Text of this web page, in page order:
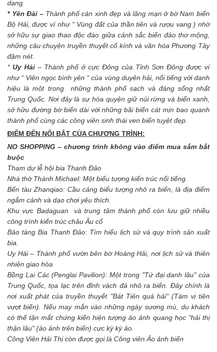
dạng.
* Yên Đài – Thành phố cản xinh đẹp và lãng mạn ở bờ Nam biển
Bộ Hải, được ví như “ Vùng đất của thần tiên và rượu vang ) nhờ
sở hữu sự giao thao độc đáo giữa cảnh sắc biển đảo thơ mộng,
những câu chuyện truyền thuyết cổ kính và văn hóa Phương Tây
đậm nét.
* Uy Hải– Thành phố ở cực Đông của Tỉnh Sơn Đông được ví
như “ Viên ngọc bình yên “ của vùng duyên hải, nổi tiếng với danh
hiệu là một trong những thành phố sạch và đáng sống nhất
Trung Quốc. Nơi đây là sự hòa quyện giữ núi rừng và biển xanh,
sở hữu đường bờ biển dài với những bãi biển cát mịn bao quanh
thành phố cùng các công viên sinh thái ven biển tuyệt đẹp.
ĐIỂM ĐẾN NỔI BẬT CỦA CHƯƠNG TRÌNH:
NO SHOPPING – chương trình không vào điểm mua sắm bắt
buộc
Tham dự lễ hội bia Thanh Đảo
Nhà thờ Thánh Michael: Một biểu tượng kiến trúc nổi tiếng.
Bến tàu Zhanqiao: Cầu cảng biểu tượng nhô ra biển, là địa điểm
ngắm cảnh và dạo chơi yêu thích.
Khu vực Badaguan và trung tâm thành phố còn lưu giữ nhiều
công trình kiến trúc châu Âu cổ
Bảo tàng Bia Thanh Đảo: Tìm hiểu lịch sử và quy trình sản xuất
bia.
Uy Hải – Thành phố vườn bên bờ Hoàng Hải, nơi lịch sử và thiên
nhiên giao hòa
Bồng Lai Các (Penglai Pavilion): Một trong "Tứ đại danh lâu" của
Trung Quốc, tọa lạc trên đỉnh vách đá nhô ra biển. Đây chính là
nơi xuất phát của truyền thuyết "Bát Tiên quá hải" (Tám vị tiên
vượt biển). Nếu may mắn vào những ngày sương mù, du khách
có thể tận mắt chứng kiến hiện tượng ảo ảnh quang học "hải thị
thận lâu" (ảo ảnh trên biển) cực kỳ kỳ ảo.
Công Viên Hải Thị còn được gọi là Công viên Ảo ảnh biển